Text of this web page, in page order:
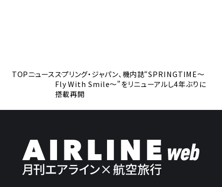
TOPニューススプリング・ジャパン、機内誌“SPRINGTIME～
Fly With Smile～”をリニューアルし4年ぶりに
搭載再開